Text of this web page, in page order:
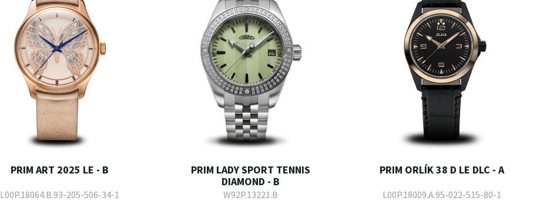
PRIM ART 2025 LE - B
L00P.18064.B.93-205-506-34-1
PRIM LADY SPORT TENNIS
DIAMOND - B
W92P.13221.B
PRIM ORLÍK 38 D LE DLC - A
L00P.18009.A.95-022-515-80-1